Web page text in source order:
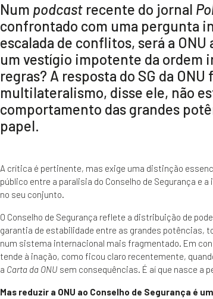
Num podcast recente do jornal
confrontado com uma pergunta
escalada de conflitos, será a
um vestígio impotente da ordem
regras? A resposta do SG da
multilateralismo, disse ele, não
comportamento das grandes
papel.
A crítica é pertinente, mas exige uma distinção
público entre a paralisia do Conselho de Segurança e
no seu conjunto.
O Conselho de Segurança reflete a distribuição de
garantia de estabilidade entre as grandes potências,
num sistema internacional mais fragmentado. Em
tende à inação, como ficou claro recentemente,
a Carta da ONU sem consequências. É aí que nasce a
Mas reduzir a ONU ao Conselho de Segurança é